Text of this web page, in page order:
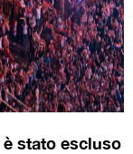
è stato escluso